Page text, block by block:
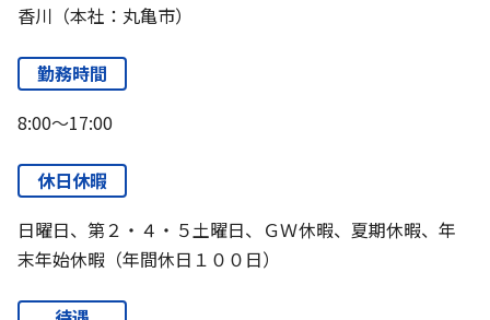
香川（本社：丸亀市）
勤務時間
8:00～17:00
休日休暇
日曜日、第２・４・５土曜日、ＧＷ休暇、夏期休暇、年
末年始休暇（年間休日１００日）